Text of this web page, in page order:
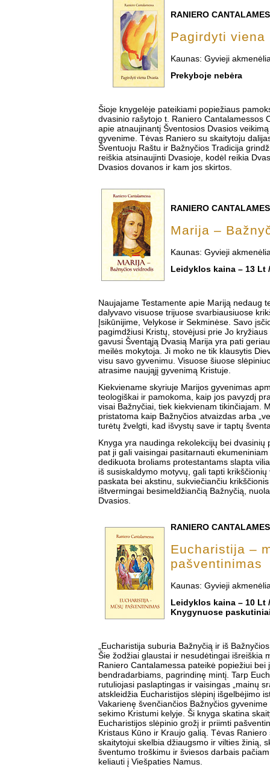
RANIERO
Pagirdyti viena
Kaunas: Gyvieji
Prekyboje nebėra
Šioje knygelėje pateikiami popiežiaus
dvasinio rašytojo t. Raniero Cantalamessos
apie atnaujinantį Šventosios Dvasios
gyvenime. Tėvas Raniero su skaitytoju
Šventuoju Raštu ir Bažnyčios Tradicija
reiškia atsinaujinti Dvasioje, kodėl reikia
Dvasios dovanos ir kam jos skirtos.
RANIERO
Marija –
Kaunas: Gyvieji
Leidyklos kaina – 13 Lt
Naujajame Testamente apie Mariją nedaug
dalyvavo visuose trijuose svarbiausiuose
Įsikūnijime, Velykose ir Sekminėse. Savo
pagimdžiusi Kristų, stovėjusi prie Jo
gavusi Šventąją Dvasią Marija yra pati
meilės mokytoja. Ji moko ne tik klausytis
visu savo gyvenimu. Visuose šiuose
atrasime naująjį gyvenimą Kristuje.
Kiekviename skyriuje Marijos gyvenimas
teologiškai ir pamokoma, kaip jos pavyzdį
visai Bažnyčiai, tiek kiekvienam tikinčiajam.
pristatoma kaip Bažnyčios atvaizdas arba
turėtų žvelgti, kad išvystų save ir taptų
Knyga yra naudinga rekolekcijų bei dvasinių
pat ji gali vaisingai pasitarnauti
dedikuota broliams protestantams slapta
iš susiskaldymo motyvų, gali tapti
paskata bei akstinu, sukviečiančiu
ištvermingai besimeldžiančią Bažnyčią,
Dvasios.
RANIERO
Eucharistija –
pašventinimas
Kaunas: Gyvieji
Leidyklos kaina – 10 Lt
Knygynuose
„Eucharistija suburia Bažnyčią ir iš
Šie žodžiai glaustai ir nesudėtingai išreiškia
Raniero Cantalamessa pateikė popiežiui bei
bendradarbiams, pagrindinę mintį. Tarp
rutuliojasi paslaptingas ir vaisingas „mainų
atskleidžia Eucharistijos slėpinį išgelbėjimo
Vakarienę švenčiančios Bažnyčios
sekimo Kristumi kelyje. Ši knyga skatina
Eucharistijos slėpinio grožį ir priimti
Kristaus Kūno ir Kraujo galią. Tėvas
skaitytojui skelbia džiaugsmo ir vilties žinią,
šventumo troškimu ir šviesos darbais
keliauti į Viešpaties Namus.